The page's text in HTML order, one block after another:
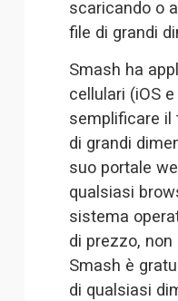
scaricando o
file di grandi
Smash ha
cellulari (iOS
semplificare il
di grandi
suo portale
qualsiasi
sistema
di prezzo,
Smash è
di qualsiasi